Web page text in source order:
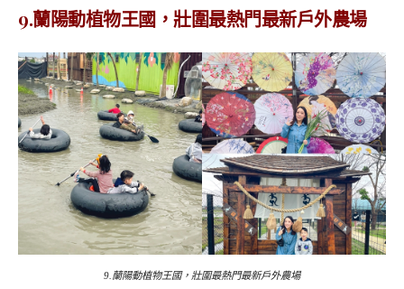
9.蘭陽動植物王國，壯圍最熱門最新戶外農場
9.蘭陽動植物王國，壯圍最熱門最新戶外農場